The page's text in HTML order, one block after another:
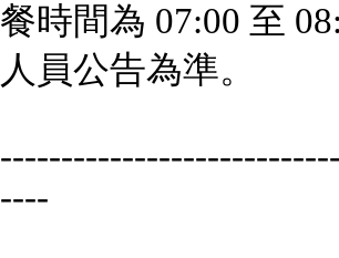
餐時間為 07:00 至
人員公告為準。
----